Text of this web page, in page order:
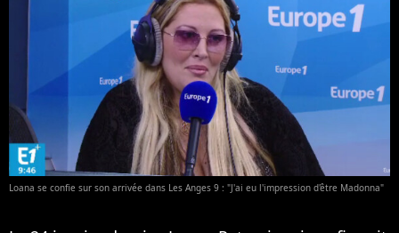
Loana se confie sur son arrivée dans Les Anges 9 : "J'ai eu l'impression d'être Madonna"